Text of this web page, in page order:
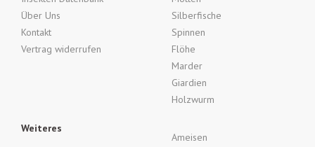
Über Uns
Kontakt
Vertrag widerrufen
Silberfische
Spinnen
Flöhe
Marder
Giardien
Holzwurm
Weiteres
Ameisen